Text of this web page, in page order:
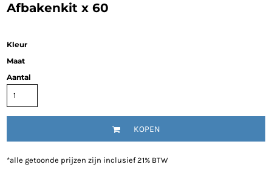
Afbakenkit x 60
Kleur
Maat
Aantal
KOPEN
*alle getoonde prijzen zijn inclusief 21% BTW